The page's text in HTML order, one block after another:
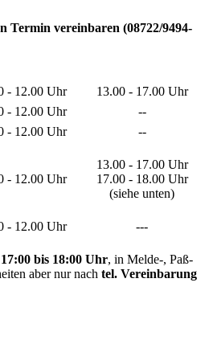
Termin vereinbaren (08722/9494-
- 12.00 Uhr
13.00 - 17.00 Uhr
- 12.00 Uhr
--
- 12.00 Uhr --
- 12.00 Uhr
13.00 - 17.00 Uhr
17.00 - 18.00 Uhr
(siehe unten)
- 12.00 Uhr ---
17:00 bis 18:00 Uhr, in Melde-, Paß-
aber nur nach tel. Vereinbarung